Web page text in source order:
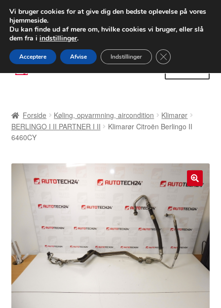
LEVERING fra 55 kr.
FEDEX verdensomspændende forsendelse
80 82 72 02
Spring
til
Spring
til
Betalinger
Klageprocedure
Kontakte
Kurv
Levering
Forside Køling, opvarmning, aircondition
Klimarør
BERLINGO I II PARTNER I II
Klimarør Citroën Berlingo II
6460CY
Vi bruger cookies for at give dig den bedste oplevelse på vores
hjemmeside.
Du kan finde ud af mere om, hvilke cookies vi bruger, eller slå
dem fra i indstillinger.
Acceptere Afvise Indstillinger Close GDPR